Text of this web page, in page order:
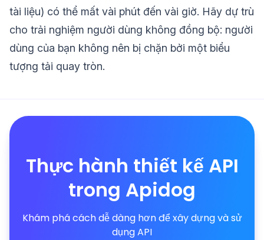
tài liệu) có thể mất vài phút đến vài giờ. Hãy dự trù
cho trải nghiệm người dùng không đồng bộ: người
dùng của bạn không nên bị chặn bởi một biểu
tượng tải quay tròn.
Thực hành thiết kế API
trong Apidog
Khám phá cách dễ dàng hơn để xây dựng và sử
dụng API